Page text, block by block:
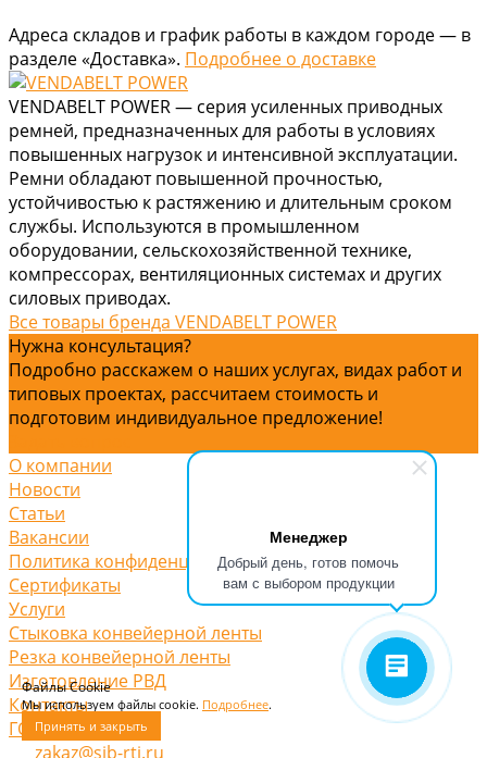
Менеджер
Добрый день, готов помочь
вам с выбором продукции
Файлы Cookie
Мы используем файлы cookie. Подробнее.
Принять и закрыть
Адреса складов и график работы в каждом городе — в
разделе «Доставка». Подробнее о доставке
VENDABELT POWER — серия усиленных приводных
ремней, предназначенных для работы в условиях
повышенных нагрузок и интенсивной эксплуатации.
Ремни обладают повышенной прочностью,
устойчивостью к растяжению и длительным сроком
службы. Используются в промышленном
оборудовании, сельскохозяйственной технике,
компрессорах, вентиляционных системах и других
силовых приводах.
Все товары бренда VENDABELT POWER
Нужна консультация?
Подробно расскажем о наших услугах, видах работ и
типовых проектах, рассчитаем стоимость и
подготовим индивидуальное предложение!
О компании
Новости
Статьи
Вакансии
Политика конфиденциальности
Сертификаты
Услуги
Стыковка конвейерной ленты
Резка конвейерной ленты
Изготовление РВД
Контакты
ГОСТы
zakaz@sib-rti.ru